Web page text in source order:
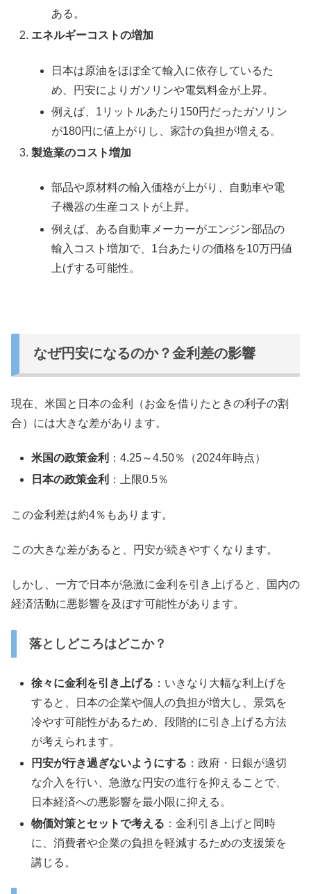
ある。
エネルギーコストの増加
日本は原油をほぼ全て輸入に依存しているた
め、円安によりガソリンや電気料金が上昇。
例えば、1リットルあたり150円だったガソリン
が180円に値上がりし、家計の負担が増える。
製造業のコスト増加
部品や原材料の輸入価格が上がり、自動車や電
子機器の生産コストが上昇。
例えば、ある自動車メーカーがエンジン部品の
輸入コスト増加で、1台あたりの価格を10万円値
上げする可能性。
なぜ円安になるのか？金利差の影響
現在、米国と日本の金利（お金を借りたときの利子の割
合）には大きな差があります。
米国の政策金利 ：4.25～4.50％（2024年時点）
日本の政策金利 ：上限0.5％
この金利差は約4％もあります。
この大きな差があると、円安が続きやすくなります。
しかし、一方で日本が急激に金利を引き上げると、国内の
経済活動に悪影響を及ぼす可能性があります。
落としどころはどこか？
徐々に金利を引き上げる ：いきなり大幅な利上げを
すると、日本の企業や個人の負担が増大し、景気を
冷やす可能性があるため、段階的に引き上げる方法
が考えられます。
円安が行き過ぎないようにする ：政府・日銀が適切
な介入を行い、急激な円安の進行を抑えることで、
日本経済への悪影響を最小限に抑える。
物価対策とセットで考える ：金利引き上げと同時
に、消費者や企業の負担を軽減するための支援策を
講じる。